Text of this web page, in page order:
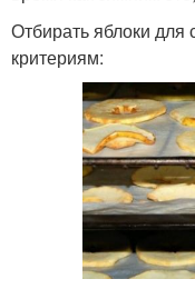
Отбирать яблоки
критериям: